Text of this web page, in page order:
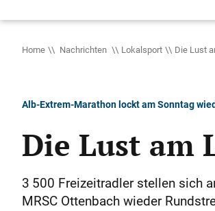
Home Nachrichten Lokalsport Die Lust
Alb-Extrem-Marathon lockt am Sonntag
Die Lust am
3 500 Freizeitradler stellen sich
MRSC Ottenbach wieder